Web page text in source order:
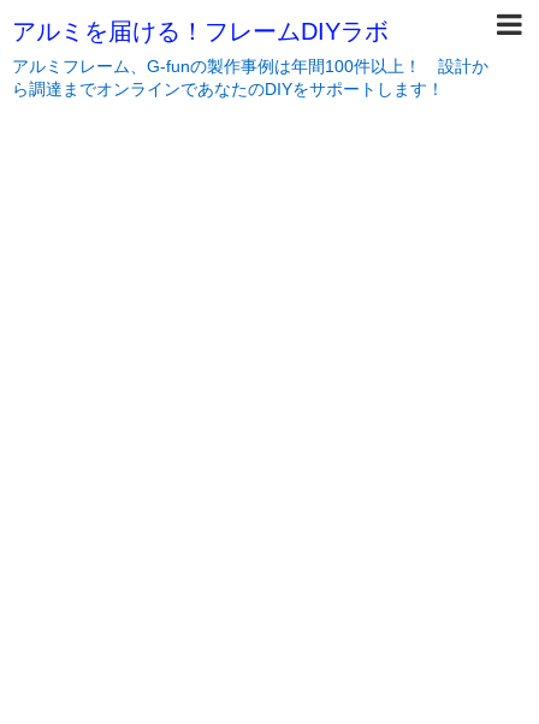
アルミを届ける！フレームDIYラボ
アルミフレーム、G-funの製作事例は年間100件以上！ 設計か
ら調達までオンラインであなたのDIYをサポートします！